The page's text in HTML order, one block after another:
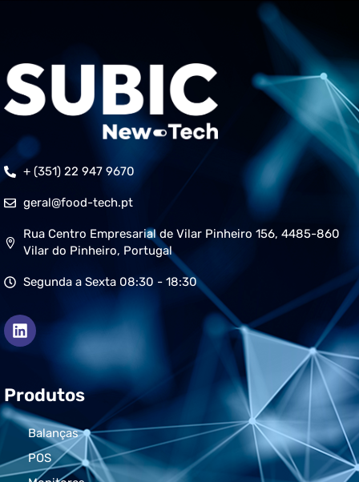
+ (351) 22 947 9670
geral@food-tech.pt
Rua Centro Empresarial de Vilar Pinheiro 156, 4485-860
Vilar do Pinheiro, Portugal
Segunda a Sexta 08:30 - 18:30
Produtos
Balanças
POS